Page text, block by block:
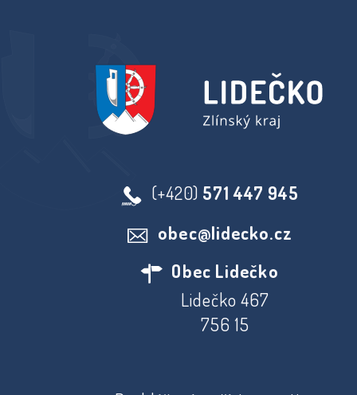
(+420) 571 447 945
obec@lidecko.cz
Obec Lidečko
Lidečko 467
756 15